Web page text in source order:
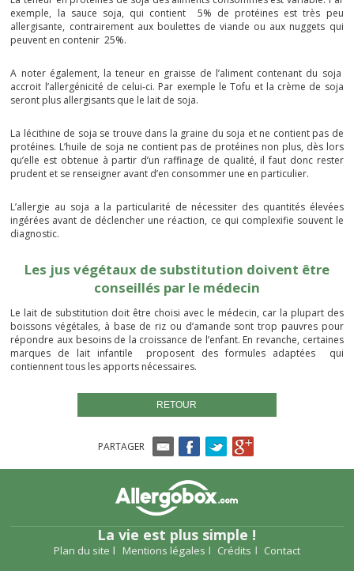
exemple, la sauce soja, qui contient 5% de protéines est très peu
allergisante, contrairement aux boulettes de viande ou aux nuggets qui
peuvent en contenir 25%.
A noter également, la teneur en graisse de l’aliment contenant du soja
accroit l’allergénicité de celui-ci. Par exemple le Tofu et la crème de soja
seront plus allergisants que le lait de soja.
La lécithine de soja se trouve dans la graine du soja et ne contient pas de
protéines. L’huile de soja ne contient pas de protéines non plus, dès lors
qu’elle est obtenue à partir d’un raffinage de qualité, il faut donc rester
prudent et se renseigner avant d’en consommer une en particulier.
L’allergie au soja a la particularité de nécessiter des quantités élevées
ingérées avant de déclencher une réaction, ce qui complexifie souvent le
diagnostic.
Les jus végétaux de substitution doivent être
conseillés par le médecin
Le lait de substitution doit être choisi avec le médecin, car la plupart des
boissons végétales, à base de riz ou d’amande sont trop pauvres pour
répondre aux besoins de la croissance de l’enfant. En revanche, certaines
marques de lait infantile proposent des formules adaptées qui
contiennent tous les apports nécessaires.
RETOUR
PARTAGER
La vie est plus simple !
Plan du site Mentions légales Crédits Contact